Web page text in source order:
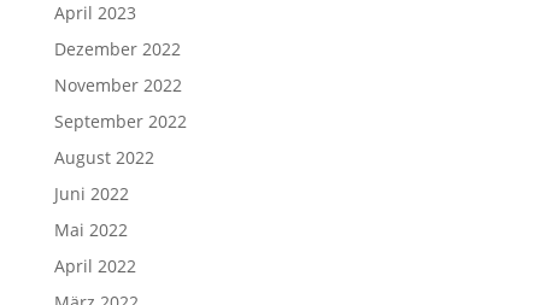
April 2023
Dezember 2022
November 2022
September 2022
August 2022
Juni 2022
Mai 2022
April 2022